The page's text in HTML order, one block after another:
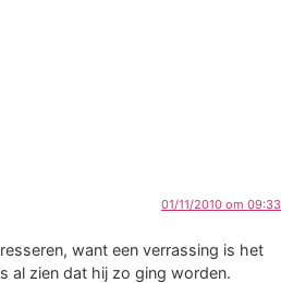
01/11/2010 om 09:33
want een verrassing is het
al zien dat hij zo ging worden.